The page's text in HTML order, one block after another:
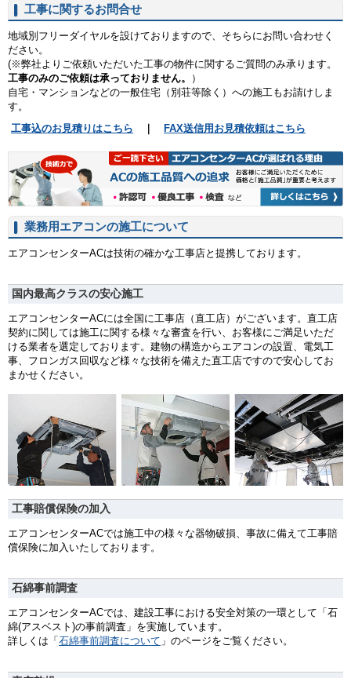
工事に関するお問合せ
地域別フリーダイヤルを設けておりますので、そちらにお問い合わせく
ださい。
(※弊社よりご依頼いただいた工事の物件に関するご質問のみ承ります。
工事のみのご依頼は承っておりません。
）
自宅・マンションなどの一般住宅（別荘等除く）への施工もお請けしま
す。
工事込のお見積りはこちら ｜ FAX送信用お見積依頼はこちら
業務用エアコンの施工について
エアコンセンターACは技術の確かな工事店と提携しております。
国内最高クラスの安心施工
エアコンセンターACには全国に工事店（直工店）がございます。直工店
契約に関しては施工に関する様々な審査を行い、お客様にご満足いただ
ける業者を選定しております。建物の構造からエアコンの設置、電気工
事、フロンガス回収など様々な技術を備えた直工店ですので安心してお
まかせください。
工事賠償保険の加入
エアコンセンターACでは施工中の様々な器物破損、事故に備えて工事賠
償保険に加入いたしております。
石綿事前調査
エアコンセンターACでは、建設工事における安全対策の一環として「石
綿(アスベスト)の事前調査」を実施しています。
詳しくは「 石綿事前調査について 」のページをご覧ください。